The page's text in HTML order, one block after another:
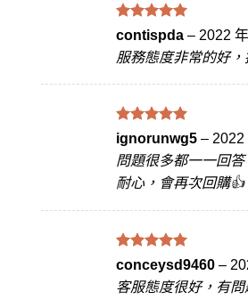
評分5滿
分 5
contispda – 2022
服務態度非常的好，
評分5滿
分 5
ignorunwg5 – 2022
問題很多都一一回
耐心，會再次回購👍
評分5滿
分 5
conceysd9460 –
客服態度很好，有